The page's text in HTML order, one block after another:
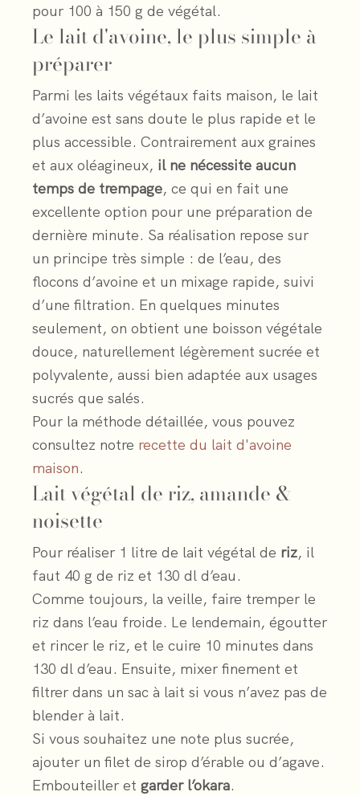
pour 100 à 150 g de végétal.
Le lait d'avoine, le plus simple à
préparer
Parmi les laits végétaux faits maison, le lait
d’avoine est sans doute le plus rapide et le
plus accessible. Contrairement aux graines
et aux oléagineux, il ne nécessite aucun
temps de trempage, ce qui en fait une
excellente option pour une préparation de
dernière minute. Sa réalisation repose sur
un principe très simple : de l’eau, des
flocons d’avoine et un mixage rapide, suivi
d’une filtration. En quelques minutes
seulement, on obtient une boisson végétale
douce, naturellement légèrement sucrée et
polyvalente, aussi bien adaptée aux usages
sucrés que salés.
Pour la méthode détaillée, vous pouvez
consultez notre recette du lait d'avoine
maison.
Lait végétal de riz, amande &
noisette
Pour réaliser 1 litre de lait végétal de riz, il
faut 40 g de riz et 130 dl d’eau.
Comme toujours, la veille, faire tremper le
riz dans l’eau froide. Le lendemain, égoutter
et rincer le riz, et le cuire 10 minutes dans
130 dl d’eau. Ensuite, mixer finement et
filtrer dans un sac à lait si vous n’avez pas de
blender à lait.
Si vous souhaitez une note plus sucrée,
ajouter un filet de sirop d’érable ou d’agave.
Embouteiller et garder l’okara.